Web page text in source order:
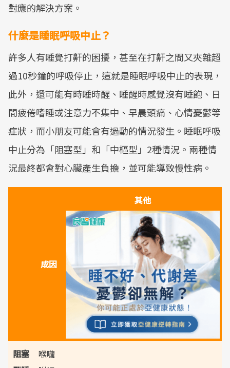
對應的解決方案。
什麼是睡眠呼吸中止？
許多人有睡覺打鼾的困擾，甚至在打鼾之間又夾雜超
過10秒鐘的呼吸停止，這就是睡眠呼吸中止的表現，
此外，還可能有時睡時醒、睡醒時感覺沒有睡飽、日
間疲倦嗜睡或注意力不集中、早晨頭痛、心情憂鬱等
症狀，而小朋友可能會有過動的情況發生。睡眠呼吸
中止分為「阻塞型」和「中樞型」2種情況。兩種情
況最終都會對心臟產生負擔，並可能導致慢性病。
成因
其他
阻塞
喉嚨